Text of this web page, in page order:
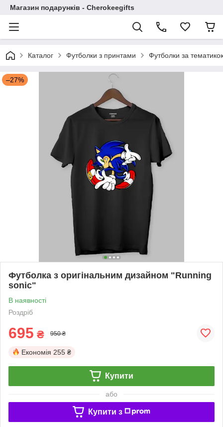
Магазин подарунків - Cherokeegifts
Каталог Футболки з принтами Футболки за
–27%
Футболка з оригінальним дизайном "Running
sonic"
В наявності
Роздріб
695 ₴ 950 ₴
Економія 255 ₴
Купити
або
Купити з